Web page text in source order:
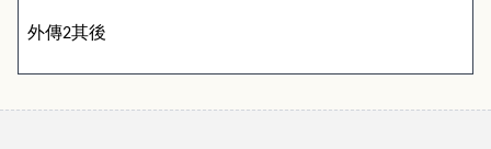
外傳2其後